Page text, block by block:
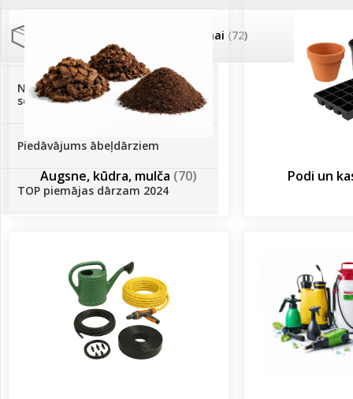
Palīglīdzekļi augu audzēšanai (72)
Klientu Diena
Novatec - izcils mēslošanai arī
sezonas otrajā pusē!
Piedāvājums ābeļdārziem
TOP piemājas dārzam 2024
Augsne, kūdra, mulča (70) Podi un